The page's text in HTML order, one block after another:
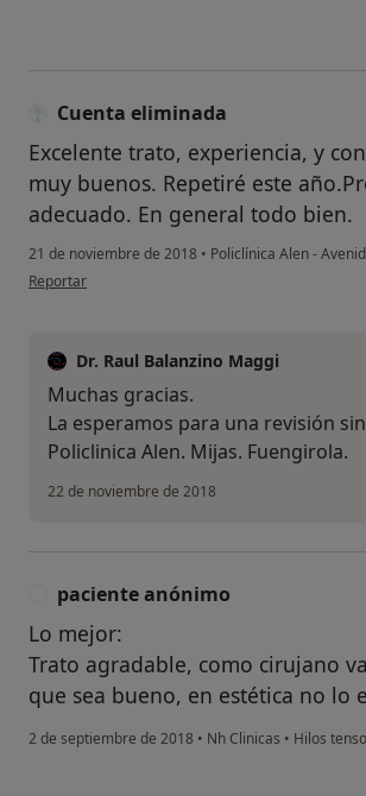
Cuenta eliminada
Excelente trato, experiencia, y
muy buenos. Repetiré este
adecuado. En general todo bien.
21 de noviembre de 2018 • Policlínica Alen -
en opinión del usuario Cuenta eliminada
Reportar
Dr. Raul Balanzino Maggi
Muchas gracias.
La esperamos para una revisión
Policlinica Alen. Mijas. Fuengirola.
22 de noviembre de 2018
paciente anónimo
Lo mejor:
Trato agradable, como cirujano
que sea bueno, en estética no lo
2 de septiembre de 2018 • Nh Clinicas • Hilos